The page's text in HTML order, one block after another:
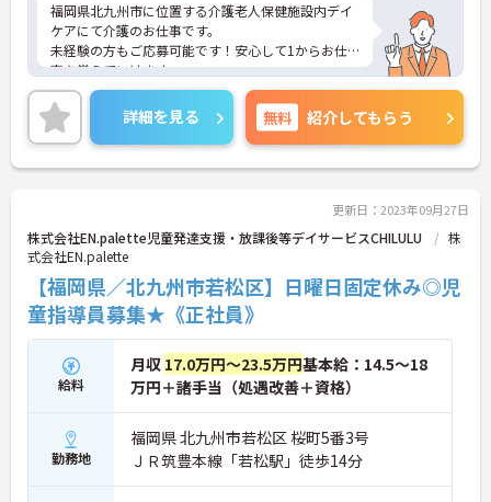
福岡県北九州市に位置する介護老人保健施設内デイ
ケアにて介護のお仕事です。
未経験の方もご応募可能です！安心して1からお仕
事を覚えていけます。
残業も月5時間程度と少なく、退勤後の時間も有意
義に過ごせます。
手当も充実しており、企業内保育所もあるため子育
て中の方も働きやすい環境です◎
ご興味のある方には、面接対策ポイントなど、さら
詳細を見る 無料 紹介してもらう
更新日：2023年09月27日
株式会社EN.palette児童発達支援・放課後等デイサービスCHILULU
株
式会社EN.palette
【福岡県／北九州市若松区】日曜日固定休み◎児
童指導員募集★《正社員》
給料
月収 17.0万円～23.5万円基本給：14.5～18
万円＋諸手当（処遇改善＋資格）
勤務地
福岡県 北九州市若松区 桜町5番3号
ＪＲ筑豊本線「若松駅」徒歩14分